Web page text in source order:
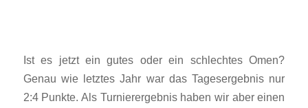
Ist es jetzt ein gutes oder ein schlechtes Omen?
Genau wie letztes Jahr war das Tagesergebnis nur
2:4 Punkte. Als Turnierergebnis haben wir aber einen